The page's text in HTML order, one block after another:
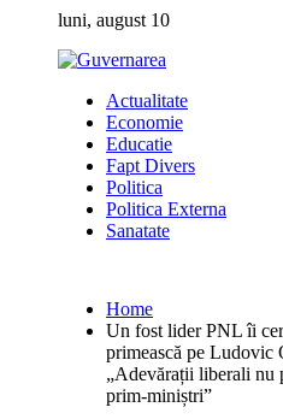
content
luni, august 10
Actualitate
Economie
Educatie
Fapt Divers
Politica
Politica Externa
Sanatate
Home
Un fost lider PNL îi
primească pe Ludovic
„Adevărații liberali nu
prim-miniștri”